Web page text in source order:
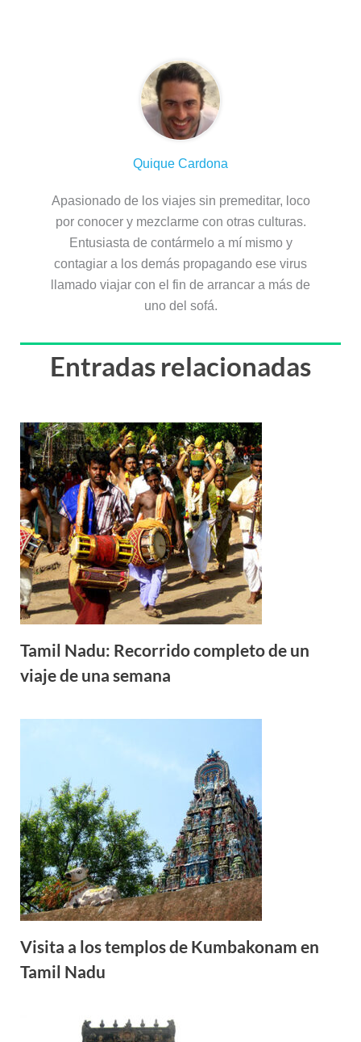
Quique Cardona
Apasionado de los viajes sin premeditar, loco
por conocer y mezclarme con otras culturas.
Entusiasta de contármelo a mí mismo y
contagiar a los demás propagando ese virus
llamado viajar con el fin de arrancar a más de
uno del sofá.
Entradas relacionadas
Tamil Nadu: Recorrido completo de un
viaje de una semana
Visita a los templos de Kumbakonam en
Tamil Nadu